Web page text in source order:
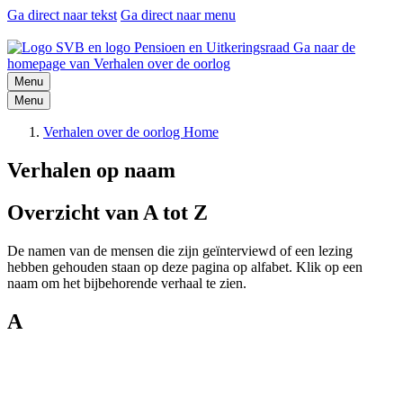
Ga direct naar tekst Ga direct naar menu
Ga naar de
homepage van Verhalen over de oorlog
Menu
Menu
Verhalen over de oorlog Home
Verhalen op naam
Overzicht van A tot Z
De namen van de mensen die zijn geïnterviewd of een lezing
hebben gehouden staan op deze pagina op alfabet. Klik op een
naam om het bijbehorende verhaal te zien.
A